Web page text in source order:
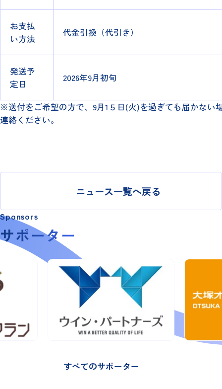
お支払
い方法
代金引換（代引き）
発送予
定日
2026年9月初旬
※送付をご希望の方で、9月1５日(火)を過ぎても届かない
連絡ください。
ニュース一覧へ戻る
Sponsors
サポーター
すべてのサポーター